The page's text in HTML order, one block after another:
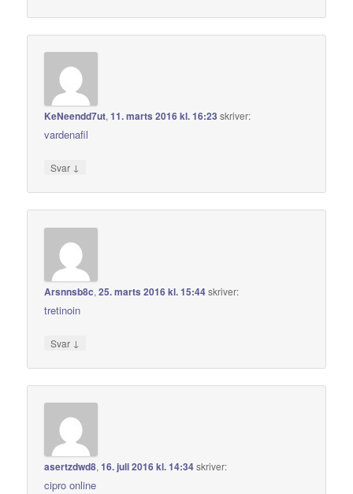
KeNeendd7ut,11. marts 2016 kl. 16:23 skriver:
vardenafil
Svar ↓
Arsnnsb8c,25. marts 2016 kl. 15:44skriver:
tretinoin
Svar ↓
asertzdwd8,16. juli 2016 kl. 14:34skriver:
cipro online